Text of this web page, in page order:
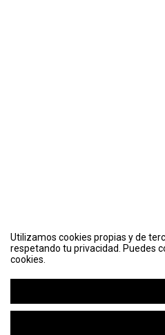
Utilizamos cookies propias y de
respetando tu privacidad. Puedes
cookies.